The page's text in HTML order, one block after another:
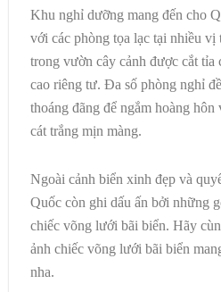
Khu nghỉ dưỡng mang đến cho
với các phòng tọa lạc tại nhiều vị
trong vườn cây cảnh được cắt tỉa
cao riêng tư. Đa số phòng nghỉ
thoáng đãng để ngắm hoàng
cát trắng mịn màng.
Ngoài cảnh biển xinh đẹp và
Quốc còn ghi dấu ấn bởi những
chiếc võng lưới bãi biển. Hãy
ảnh chiếc võng lưới bãi biển
nha.